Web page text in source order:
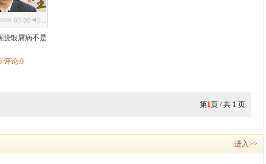
柱侧弯 膝关节损伤
强直性脊柱炎
关节脱位 肩周炎
筋膜炎 骨坏死
胸腰椎骨折
脱银屑病不是
评论:0
第1页 / 共 1 页
进入>>